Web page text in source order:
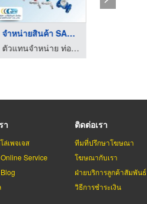
จำหน่ายสินค้า SANWA
ตัวแทนจำหน่าย ท่อประปา ท่อพีวีซี (เอสซีจี) - ว ศิริภัณฑ์
า
เพจเจส
Service
ติดต่อเรา
ทีมที่ปรึกษาโฆษณา
โฆษณากับเรา
ฝ่ายบริการลูกค้าสัมพันธ์
วิธีการชำระเงิน